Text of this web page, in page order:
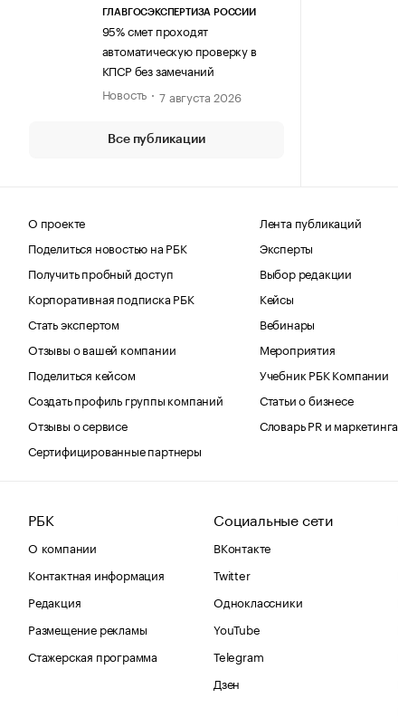
ГЛАВГОСЭКСПЕРТИЗА РОССИИ
95% смет проходят
автоматическую проверку в
КПСР без замечаний
Новость
7 августа 2026
Все публикации
О проекте
Поделиться новостью на РБК
Получить пробный доступ
Корпоративная подписка РБК
Стать экспертом
Отзывы о вашей компании
Поделиться кейсом
Создать профиль группы компаний
Отзывы о сервисе
Сертифицированные партнеры
Лента публикаций
Эксперты
Выбор редакции
Кейсы
Вебинары
Мероприятия
Учебник РБК Компании
Статьи о бизнесе
Словарь PR и маркетинга
РБК
О компании
Контактная информация
Редакция
Размещение рекламы
Стажерская программа
Социальные сети
ВКонтакте
Twitter
Одноклассники
YouTube
Telegram
Дзен